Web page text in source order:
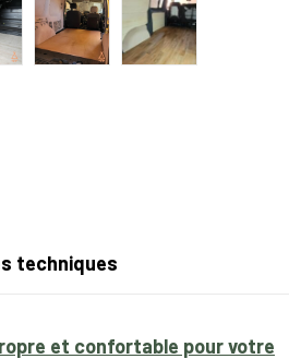
techniques
et confortable pour votre